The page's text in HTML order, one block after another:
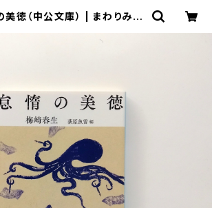
美徳（中公文庫） | まわりみち